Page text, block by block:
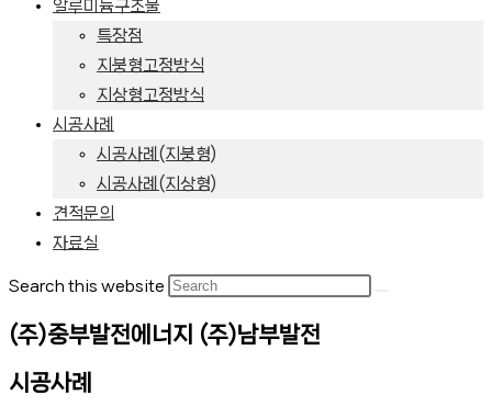
알루미늄구조물
특장점
지붕형고정방식
지상형고정방식
시공사례
시공사례(지붕형)
시공사례(지상형)
견적문의
자료실
Search this website
(주)중부발전에너지 (주)남부발전
시공사례